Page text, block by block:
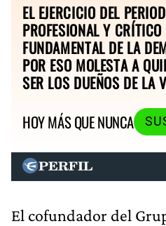
EL EJERCICIO DEL
PROFESIONAL Y
FUNDAMENTAL DE LA
POR ESO MOLESTA A
SER LOS DUEÑOS DE LA
HOY MÁS QUE NUNCA
El cofundador del